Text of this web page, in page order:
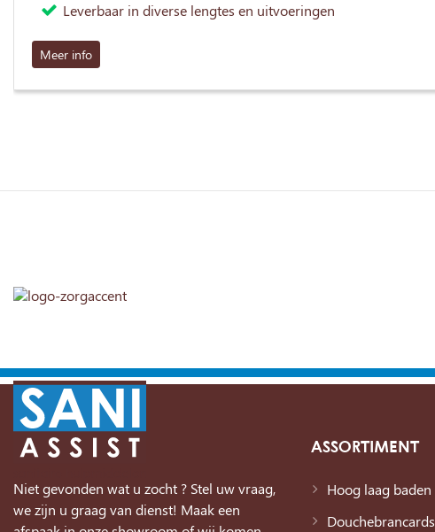
Leverbaar in diverse lengtes en uitvoeringen
Meer info
Niet gevonden wat u zocht ? Stel uw vraag,
we zijn u graag van dienst! Maak een
ASSORTIMENT
Hoog laag baden
Douchebrancards